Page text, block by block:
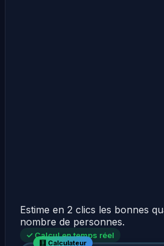
Estime en 2 clics les bonnes
nombre de personnes.
✓ Calcul en temps réel